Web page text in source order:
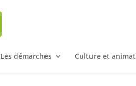
Les démarches Culture et